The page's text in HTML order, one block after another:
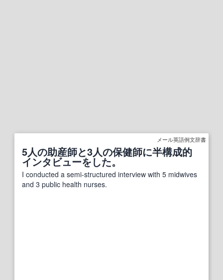
メール英語例文辞書
5人の助産師と3人の保健師に半構成的
インタビューをした。
I conducted a semi-structured interview with 5 midwives
and 3 public health nurses.